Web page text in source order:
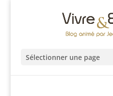
Sélectionner une page